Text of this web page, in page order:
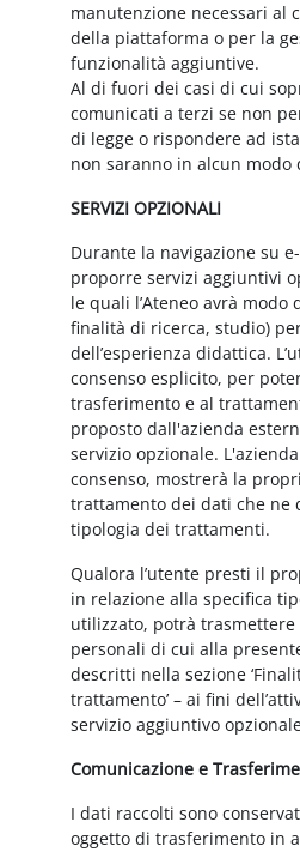
manutenzione necessari al
della piattaforma o per la
funzionalità aggiuntive.
Al di fuori dei casi di cui
comunicati a terzi se non
di legge o rispondere ad
non saranno in alcun modo
SERVIZI OPZIONALI
Durante la navigazione su
proporre servizi aggiuntivi
le quali l’Ateneo avrà
finalità di ricerca, studio)
dell’esperienza didattica.
consenso esplicito, per
trasferimento e al
proposto dall'azienda
servizio opzionale.
consenso, mostrerà la
trattamento dei dati che ne
tipologia dei trattamenti.
Qualora l’utente presti il
in relazione alla specifica
utilizzato, potrà
personali di cui alla
descritti nella sezione
trattamento’ – ai fini
servizio aggiuntivo
Comunicazione e
I dati raccolti sono
oggetto di trasferimento in